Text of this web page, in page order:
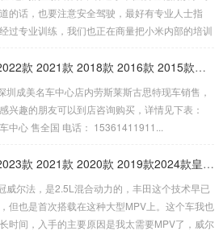
的话，也要注意安全驾驶，最好有专业人士指
过专业训练，我们也正在商量把小米内部的培训
为车主提供三项高级驾驶培训课程，包括内部高
技能，特别是对于那些已经取得驾照但驾驶技术欠
关于培训费用的具体细节，雷军并未在直播中提
引发网友热议，有人提出...
古思特 全部在售 2024款 2022款 2021款 2018款 2016款 2015款深圳成美名车中心劳斯莱斯古思特限时优惠 目前503万元起售
成美名车中心店内劳斯莱斯古思特现车销售，
兴趣的朋友可以到店咨询购买，详情见下表：
中心 售全国 电话： 15361411911...
威尔法 全部在售 2024款 2023款 2021款 2020款 2019款2024款皇冠威尔法全新上市售价多少钱
尔法，是2.5L混合动力的，丰田这个技术早已
但也是首次搭载在这种大型MPV上。这个车我也
时间，入手的主要原因是我太需要MPV了，威尔